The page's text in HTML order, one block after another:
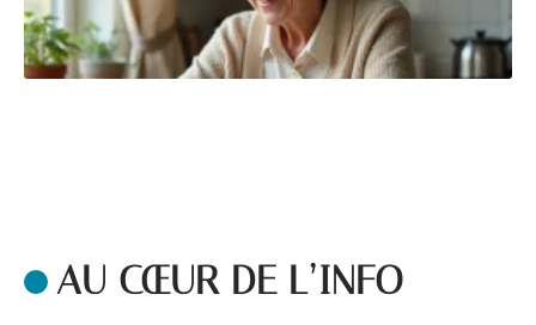
AU CŒUR DE L’INFO